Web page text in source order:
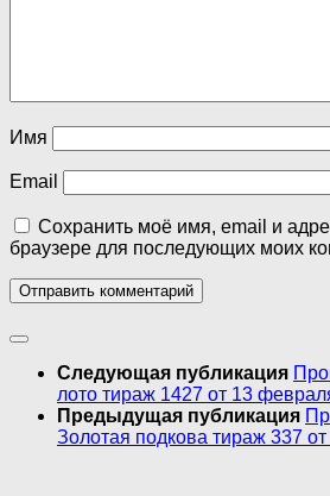
Имя
Email
Сохранить моё имя, email и
браузере для последующих моих
Следующая публикация
лото тираж 1427 от 13
Предыдущая публикация
Золотая подкова тираж 337